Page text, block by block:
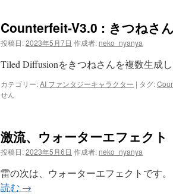
Counterfeit-V3.0 : きつねさ
投稿日:2023年5月7日 作成者: neko_nyanya
Tiled Diffusionをきつねさんを複数生成
カテゴリー:AI ファンタジーキャラクター | タグ:
せん
激流、ウォーターエフェクト
投稿日:2023年5月6日 作成者: neko_nyanya
雷の次は、ウォーターエフェクトです
読む →